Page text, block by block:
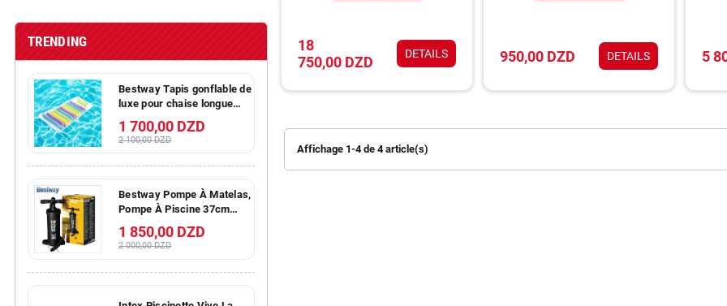
TRENDING
Bestway Tapis gonflable de
luxe pour chaise longue
1 700,00 DZD
2 100,00 DZD
Bestway Pompe À Matelas,
Pompe À Piscine 37cm
1 850,00 DZD
2 000,00 DZD
18
750,00 DZD
DETAILS 950,00 DZD DETAILS 5
Affichage 1-4 de 4 article(s)